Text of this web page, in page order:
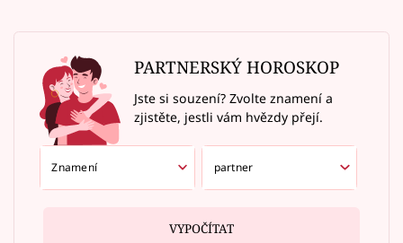
PARTNERSKÝ HOROSKOP
Jste si souzení? Zvolte znamení a
zjistěte, jestli vám hvězdy přejí.
VYPOČÍTAT